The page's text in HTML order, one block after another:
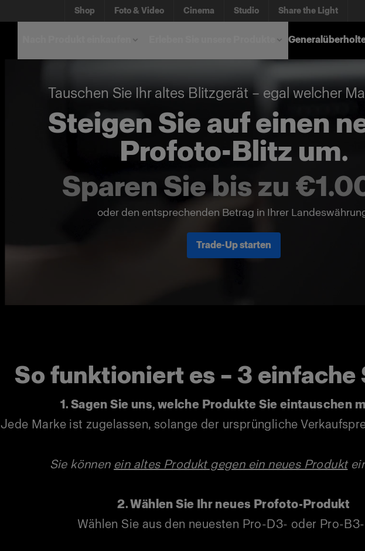
Shop Foto & Video Cinema Studio Share the Light
Tauschen Sie Ihr altes Blitzgerät – egal welcher
Steigen Sie auf einen
Profoto-Blitz um.
Sparen Sie bis zu
oder den entsprechenden Betrag in Ihrer
Trade-Up starten
So funktioniert es – 3
1. Sagen Sie uns, welche Produkte Sie eintauschen
Jede Marke ist zugelassen, solange der ursprüngliche
Sie können ein altes Produkt gegen ein neues Produkt
2. Wählen Sie Ihr neues Profoto-Produkt
Wählen Sie aus den neuesten Pro-D3- oder Pro-